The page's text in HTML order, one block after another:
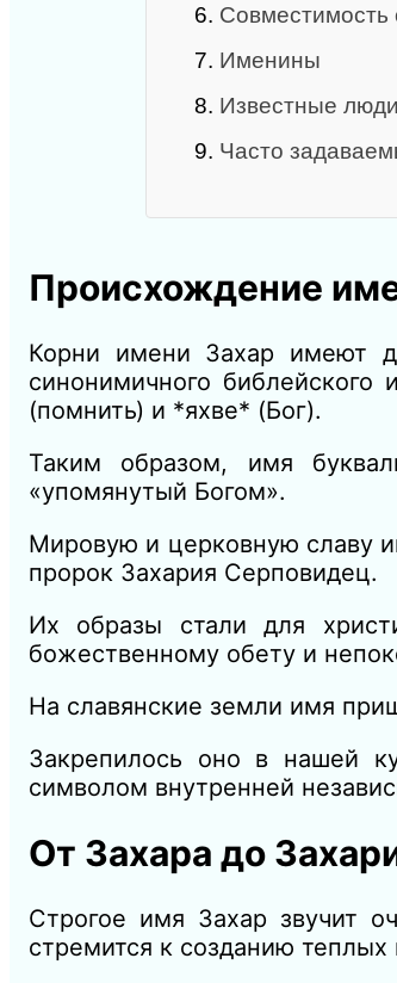
6. Совместимость
7. Именины
8. Известные
9. Часто
Происхождение
Корни имени Захар имеют
синонимичного библейского
(помнить) и *яхве* (Бог).
Таким образом, имя
«упомянутый Богом».
Мировую и церковную славу
пророк Захария Серповидец.
Их образы стали для
божественному обету и
На славянские земли имя
Закрепилось оно в нашей
символом внутренней
От Захара до
Строгое имя Захар звучит
стремится к созданию